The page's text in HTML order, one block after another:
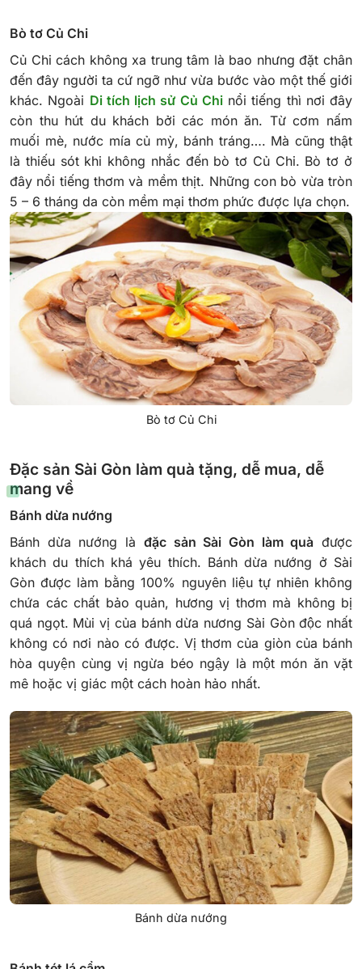
Bò tơ Củ Chi
Củ Chi cách không xa trung tâm là bao nhưng đặt chân
đến đây người ta cứ ngỡ như vừa bước vào một thế giới
khác. Ngoài Di tích lịch sử Củ Chinổi tiếng thì nơi đây
còn thu hút du khách bởi các món ăn. Từ cơm nấm
muối mè, nước mía củ mỳ, bánh tráng…. Mà cũng thật
là thiếu sót khi không nhắc đến bò tơ Củ Chi. Bò tơ ở
đây nổi tiếng thơm và mềm thịt. Những con bò vừa tròn
5 – 6 tháng da còn mềm mại thơm phức được lựa chọn.
Bò tơ Củ Chi
Đặc sản Sài Gòn làm quà tặng, dễ mua, dễ
mang về
Bánh dừa nướng
Bánh dừa nướng là đặc sản Sài Gòn làm quà được
khách du thích khá yêu thích. Bánh dừa nướng ở Sài
Gòn được làm bằng 100% nguyên liệu tự nhiên không
chứa các chất bảo quản, hương vị thơm mà không bị
quá ngọt. Mùi vị của bánh dừa nương Sài Gòn độc nhất
không có nơi nào có được. Vị thơm của giòn của bánh
hòa quyện cùng vị ngừa béo ngậy là một món ăn vặt
mê hoặc vị giác một cách hoàn hảo nhất.
Bánh dừa nướng